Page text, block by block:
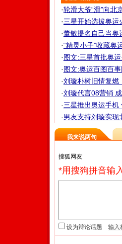
·轮滑大爷“滑”向北
·三星开始选拔奥运
·董敏提名自己当奥
·“精灵小子”收藏奥
·图文:三星首批奥
·图文:奥运百图百
·刘璇朴树旧情复燃
·刘璇代言08营销
·三星推出奥运手机
·男友支持刘璇实现
我来说两句
*用搜狗拼音输
设为辩论话题